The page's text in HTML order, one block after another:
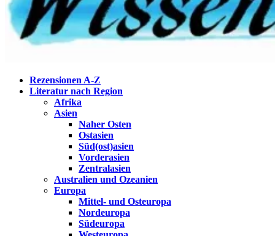
Wissenstagebuch
Eine Gabel für die Suppe der Weisheit
Rezensionen A-Z
Literatur nach Region
Afrika
Asien
Naher Osten
Ostasien
Süd(ost)asien
Vorderasien
Zentralasien
Australien und Ozeanien
Europa
Mittel- und Osteuropa
Nordeuropa
Südeuropa